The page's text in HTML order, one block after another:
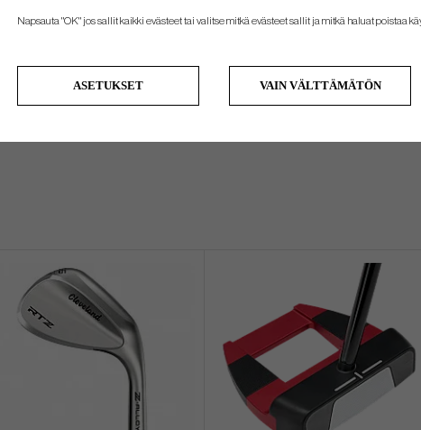
Napsauta "OK" jos sallit kaikki evästeet tai valitse mitkä evästeet sallit ja mitkä haluat poistaa
ASETUKSET VAIN VÄLTTÄMÄTÖN